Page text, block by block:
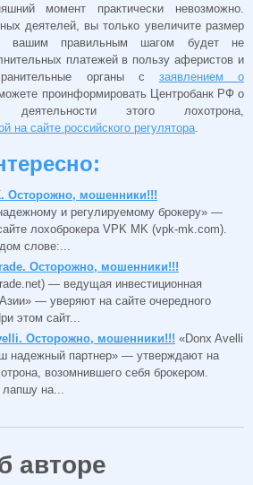
момент практически невозможно.
деятелей, вы только увеличите размер
вашим правильным шагом будет не
платежей в пользу аферистов и
органы с заявлением о
проинформировать Центробанк РФ о
деятельности этого лохотрона,
на сайте российского регулятора.
Осторожно, мошенники!!!
и регулируемому брокеру» —
лохоброкера VPK MK (vpk-mk.com).
слове:...
Осторожно, мошенники!!!
— ведущая инвестиционная
— уверяют на сайте очередного
этом сайт...
Осторожно, мошенники!!! «Donx Avelli
надежный партнер» — утверждают на
возомнившего себя брокером.
лапшу на...
авторе